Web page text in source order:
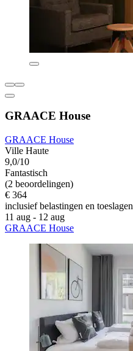
GRAACE House
GRAACE House
Ville Haute
9,0/10
Fantastisch
(2 beoordelingen)
€ 364
inclusief belastingen en toeslagen
11 aug - 12 aug
GRAACE House